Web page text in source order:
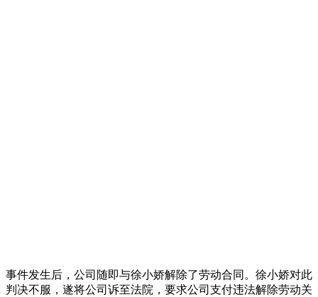
事件发生后，公司随即与徐小娇解除了劳动合同。徐小娇对此
判决不服，遂将公司诉至法院，要求公司支付违法解除劳动关